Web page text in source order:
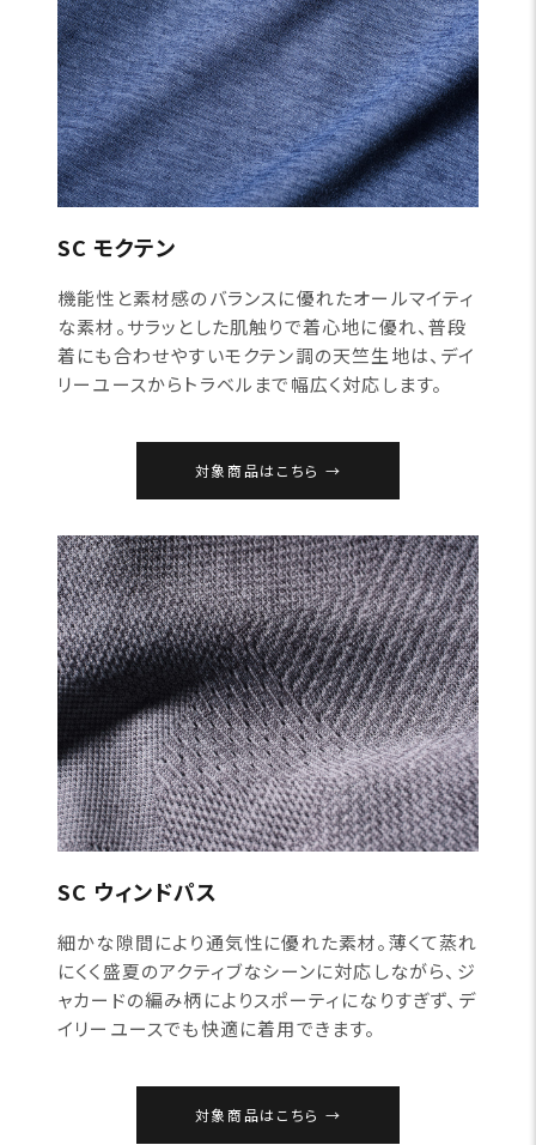
SC モクテン
機能性と素材感のバランスに優れたオールマイティ
な素材。サラッとした肌触りで着心地に優れ、普段
着にも合わせやすいモクテン調の天竺生地は、デイ
リーユースからトラベルまで幅広く対応します。
対象商品はこちら
SC ウィンドパス
細かな隙間により通気性に優れた素材。薄くて蒸れ
にくく盛夏のアクティブなシーンに対応しながら、ジ
ャカードの編み柄によりスポーティになりすぎず、デ
イリーユースでも快適に着用できます。
対象商品はこちら